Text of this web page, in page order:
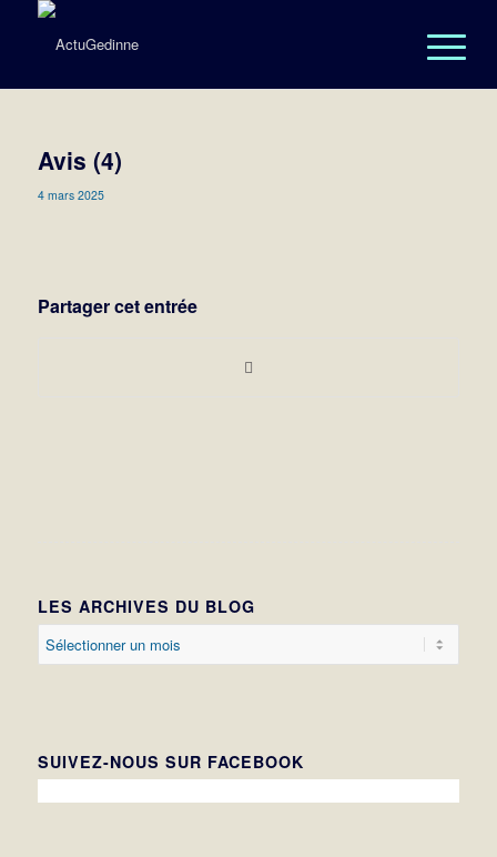
Avis (4)
4 mars 2025
Partager cet entrée
LES ARCHIVES DU BLOG
SUIVEZ-NOUS SUR FACEBOOK